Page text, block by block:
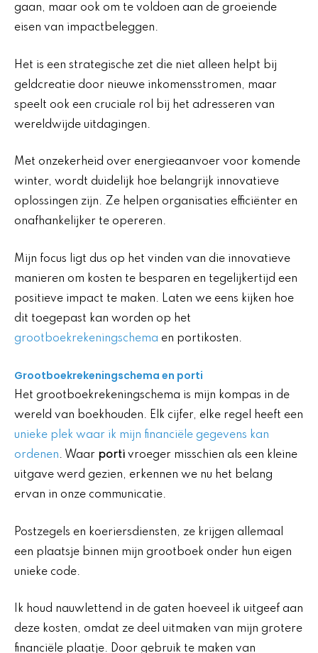
gaan, maar ook om te voldoen aan de groeiende
eisen van impactbeleggen.
Het is een strategische zet die niet alleen helpt bij
geldcreatie door nieuwe inkomensstromen, maar
speelt ook een cruciale rol bij het adresseren van
wereldwijde uitdagingen.
Met onzekerheid over energieaanvoer voor komende
winter, wordt duidelijk hoe belangrijk innovatieve
oplossingen zijn. Ze helpen organisaties efficiënter en
onafhankelijker te opereren.
Mijn focus ligt dus op het vinden van die innovatieve
manieren om kosten te besparen en tegelijkertijd een
positieve impact te maken. Laten we eens kijken hoe
dit toegepast kan worden op het
grootboekrekeningschema en portikosten.
Grootboekrekeningschema en porti
Het grootboekrekeningschema is mijn kompas in de
wereld van boekhouden. Elk cijfer, elke regel heeft een
unieke plek waar ik mijn financiële gegevens kan
ordenen. Waar porti vroeger misschien als een kleine
uitgave werd gezien, erkennen we nu het belang
ervan in onze communicatie.
Postzegels en koeriersdiensten, ze krijgen allemaal
een plaatsje binnen mijn grootboek onder hun eigen
unieke code.
Ik houd nauwlettend in de gaten hoeveel ik uitgeef aan
deze kosten, omdat ze deel uitmaken van mijn grotere
financiële plaatje. Door gebruik te maken van